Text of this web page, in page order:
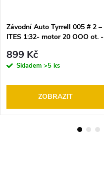
Závodní Auto Tyrrell 005 # 2 –
ITES 1:32- motor 20 OOO ot. -
899 Kč
Skladem >5 ks
ZOBRAZIT